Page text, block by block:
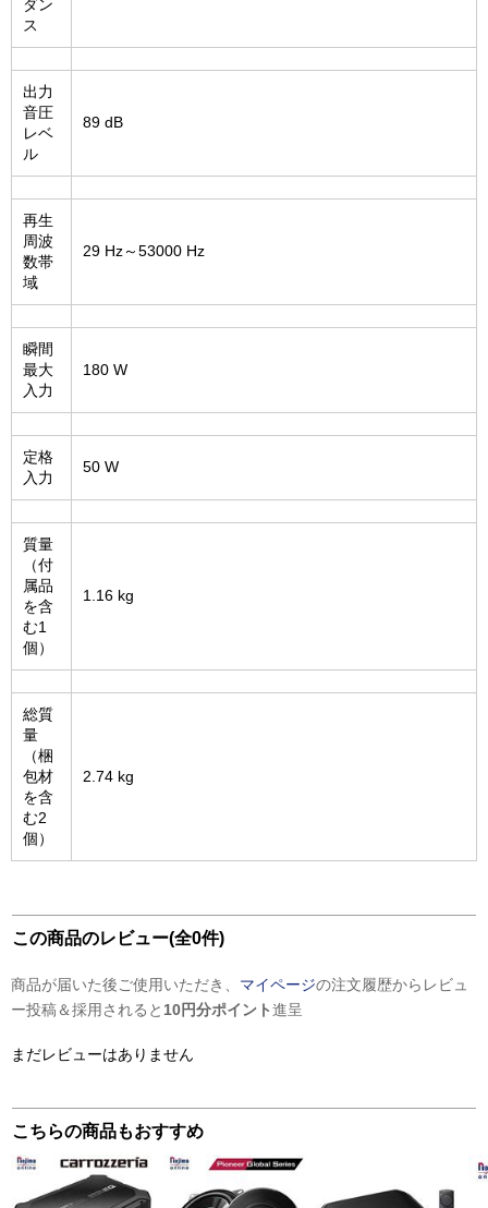
ダン
ス
出力
音圧
レベ
ル
89 dB
再生
周波
数帯
域
29 Hz～53000 Hz
瞬間
最大
入力
180 W
定格
入力
50 W
質量
（付
属品
を含
む1
個）
1.16 kg
総質
量
（梱
包材
を含
む2
個）
2.74 kg
この商品のレビュー(全0件)
商品が届いた後ご使用いただき、 マイページの注文履歴からレビュ
ー投稿＆採用されると 10円分ポイント進呈
まだレビューはありません
こちらの商品もおすすめ